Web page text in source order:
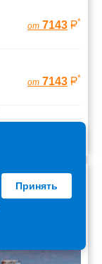
от 7143 *
от 7143 *
Принять